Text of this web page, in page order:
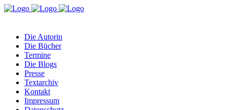
Die Autorin
Die Bücher
Termine
Die Blogs
Presse
Textarchiv
Kontakt
Impressum